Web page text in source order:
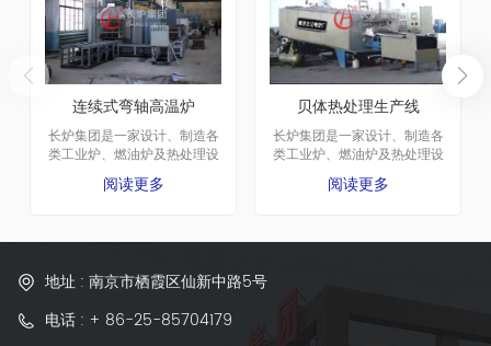
连续式弯轴高温炉
长炉集团是一家设计、制造各
类工业炉、燃油炉及热处理设
备的大型企业。厂区建于1975
年，总占地面积65000平方
程技术人员56人。
阅读更多
贝体热处理生产线
长炉集团是一家设计、制造各
类工业炉、燃油炉及热处理设
备的大型企业。厂区建于1975
年，总占地面积65000平方
程技术人员56人。
阅读更多
地址 : 南京市栖霞区仙新中路5号
电话 : + 86-25-85704179